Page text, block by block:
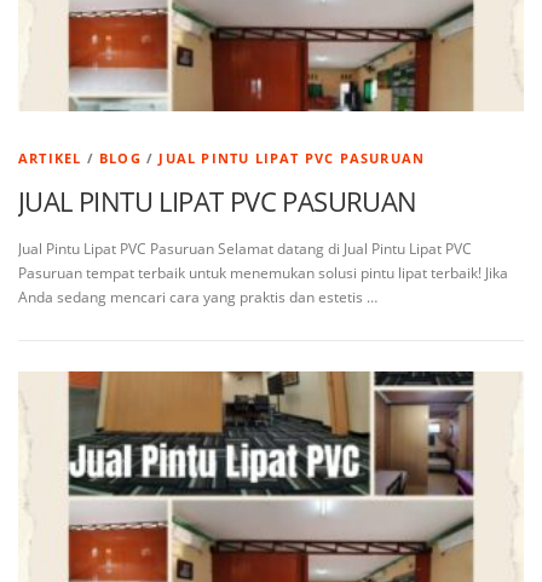
ARTIKEL / BLOG / JUAL PINTU LIPAT PVC PASURUAN
JUAL PINTU LIPAT PVC PASURUAN
Jual Pintu Lipat PVC Pasuruan Selamat datang di Jual Pintu Lipat PVC
Pasuruan tempat terbaik untuk menemukan solusi pintu lipat terbaik! Jika
Anda sedang mencari cara yang praktis dan estetis …